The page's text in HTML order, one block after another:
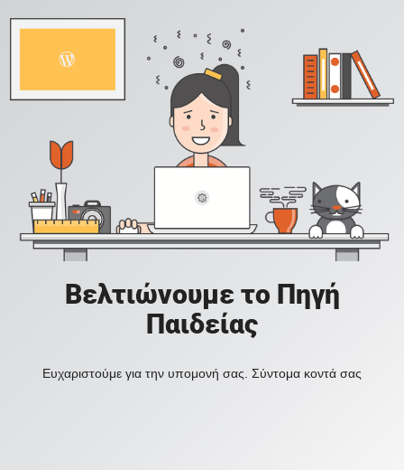
Βελτιώνουμε το Πηγή
Παιδείας
Ευχαριστούμε για την υπομονή σας. Σύντομα κοντά σας